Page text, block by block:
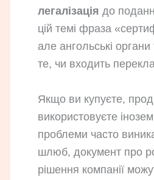
легалізація до
цій темі фраза
але ангольські
те, чи входить
Якщо ви купуєте,
використовуєте
проблеми часто
шлюб, документ про
рішення компанії